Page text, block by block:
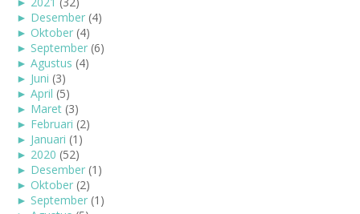
► Desember (4)
► Oktober (4)
► September (6)
► Agustus (4)
► Juni (3)
► April (5)
► Maret (3)
► Februari (2)
► Januari (1)
► 2020 (52)
► Desember (1)
► Oktober (2)
► September (1)